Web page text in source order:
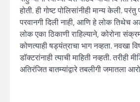
होती. ही गोष्ट पोलिसांनीही मान्य केली.
परवानगी दिली नाही, आणि हे लोक
लोक एका ठिकाणी राहिल्याने, कोरोना
कोणत्याही षड्यंत्राचा भाग नव्हता. नवखा
डॉक्टरांनाही त्याची माहिती नव्हती. तरीही
अतिरंजित बातम्यांद्वारे तबलीगी जमातला